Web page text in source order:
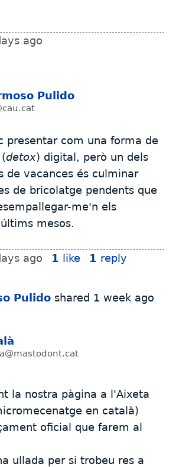
ago
Pulido
presentar com una forma de
detox) digital, però un dels
de vacances és culminar
de bricolatge pendents que
me'n els
mesos.
ago 1 like 1 reply
Pulido shared 1 week ago
la nostra pàgina a l'Aixeta
en català)
oficial que farem al
ullada per si trobeu res a